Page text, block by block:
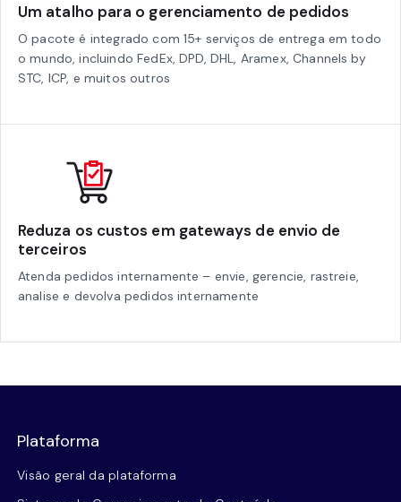
Um atalho para o gerenciamento de pedidos
O pacote é integrado com 15+ serviços de entrega em todo
o mundo, incluindo FedEx, DPD, DHL, Aramex, Channels by
STC, ICP, e muitos outros
Reduza os custos em gateways de envio de
terceiros
Atenda pedidos internamente – envie, gerencie, rastreie,
analise e devolva pedidos internamente
Plataforma
Visão geral da plataforma